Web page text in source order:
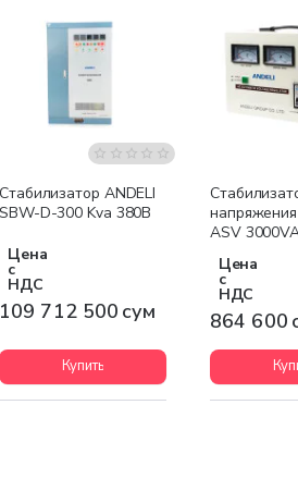
Бесплатная доставка
Стабилизатор ANDELI
SBW-D-300 Kva 380В
Цена
с
НДС
109 712 500 сум
Купить
напряжения
ASV
Цена
с
НДС
864 600